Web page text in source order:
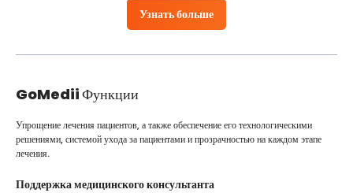
Узнать больше
GoMediiФункции
Упрощение лечения пациентов, а также обеспечение его технологическими
решениями, системой ухода за пациентами и прозрачностью на каждом этапе
лечения.
Поддержка медицинского консультанта